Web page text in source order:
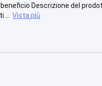
Descrizione del
Vista più